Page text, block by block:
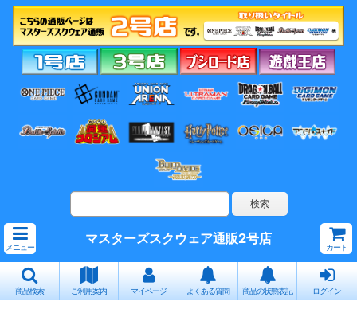
メニュー
マスターズスクウェア通販2号店
カート
商品検索 ご利用案内 マイページ よくある質問 商品の状態表記 ログイン